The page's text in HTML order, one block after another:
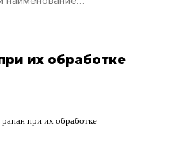
их обработке
при их обработке